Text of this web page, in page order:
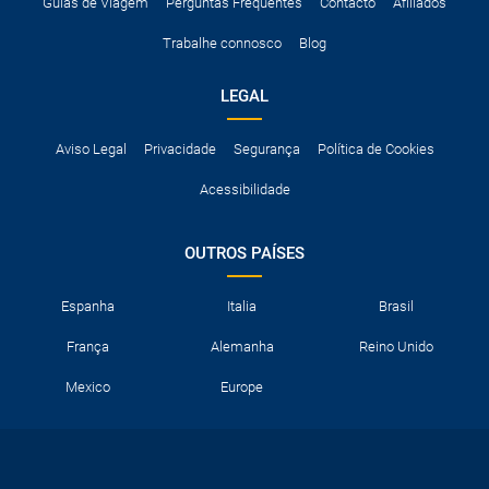
Trabalhe connosco Blog
LEGAL
Aviso Legal Privacidade Segurança Política de Cookies
Acessibilidade
OUTROS PAÍSES
Espanha Italia Brasil
França Alemanha Reino Unido
Mexico Europe